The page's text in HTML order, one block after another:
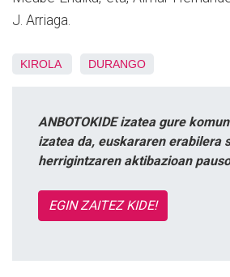
J. Arriaga.
KIROLA DURANGO
ANBOTOKIDE izatea gure
izatea da, euskararen erabilera
herrigintzaren aktibazioan
EGIN ZAITEZ KIDE!